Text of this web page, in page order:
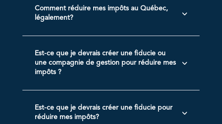
3
Comment réduire mes impôts au Québec,
légalement?
3
Est-ce que je devrais créer une fiducie ou
une compagnie de gestion pour réduire mes
impôts ?
3
Est-ce que je devrais créer une fiducie pour
réduire mes impôts?